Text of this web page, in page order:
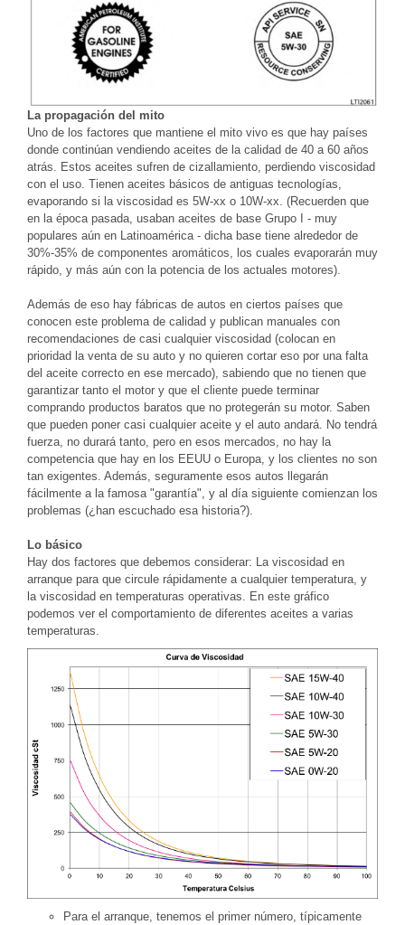
La propagación del mito
Uno de los factores que mantiene el mito vivo es que hay países
donde continúan vendiendo aceites de la calidad de 40 a 60 años
atrás. Estos aceites sufren de cizallamiento, perdiendo viscosidad
con el uso. Tienen aceites básicos de antiguas tecnologías,
evaporando si la viscosidad es 5W-xx o 10W-xx. (Recuerden que
en la época pasada, usaban aceites de base Grupo I - muy
populares aún en Latinoamérica - dicha base tiene alrededor de
30%-35% de componentes aromáticos, los cuales evaporarán muy
rápido, y más aún con la potencia de los actuales motores).
Además de eso hay fábricas de autos en ciertos países que
conocen este problema de calidad y publican manuales con
recomendaciones de casi cualquier viscosidad (colocan en
prioridad la venta de su auto y no quieren cortar eso por una falta
del aceite correcto en ese mercado), sabiendo que no tienen que
garantizar tanto el motor y que el cliente puede terminar
comprando productos baratos que no protegerán su motor. Saben
que pueden poner casi cualquier aceite y el auto andará. No tendrá
fuerza, no durará tanto, pero en esos mercados, no hay la
competencia que hay en los EEUU o Europa, y los clientes no son
tan exigentes. Además, seguramente esos autos llegarán
fácilmente a la famosa "garantía", y al día siguiente comienzan los
problemas (¿han escuchado esa historia?).
Lo básico
Hay dos factores que debemos considerar: La viscosidad en
arranque para que circule rápidamente a cualquier temperatura, y
la viscosidad en temperaturas operativas. En este gráfico
podemos ver el comportamiento de diferentes aceites a varias
temperaturas.
Para el arranque, tenemos el primer número, típicamente